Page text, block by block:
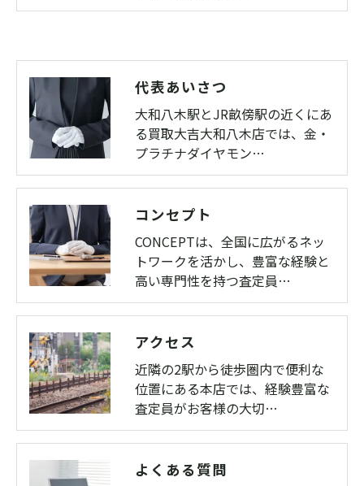
代表あいさつ
大和八木駅とJR畝傍駅の近くにあ
る買取大吉大和八木店では、金・
プラチナダイヤモン…
コンセプト
CONCEPTは、全国に広がるネッ
トワークを活かし、豊富な経験と
高い専門性を持つ査定員…
アクセス
近隣の2駅から徒歩圏内で便利な
位置にある本店では、経験豊富な
査定員がお客様の大切…
よくある質問